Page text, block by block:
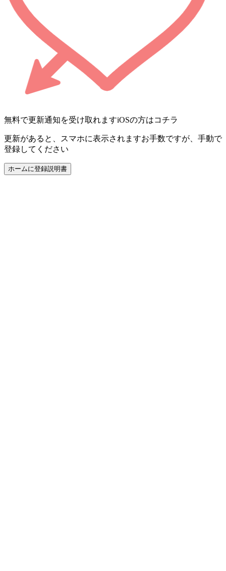
無料で更新通知を受け取れますiOSの方はコチラ
更新があると、スマホに表示されますお手数ですが、手動で
登録してください
ホームに登録説明書